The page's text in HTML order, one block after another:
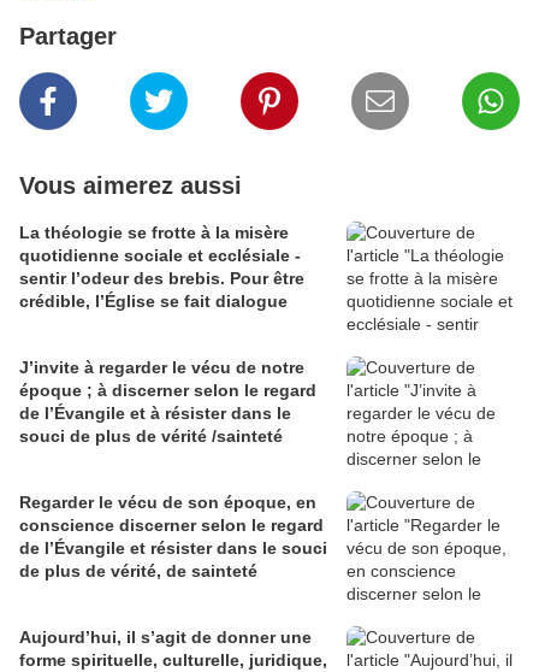
Partager
Vous aimerez aussi
La théologie se frotte à la misère
quotidienne sociale et ecclésiale -
sentir l’odeur des brebis. Pour être
crédible, l’Église se fait dialogue
J’invite à regarder le vécu de notre
époque ; à discerner selon le regard
de l’Évangile et à résister dans le
souci de plus de vérité /sainteté
Regarder le vécu de son époque, en
conscience discerner selon le regard
de l’Évangile et résister dans le souci
de plus de vérité, de sainteté
Aujourd’hui, il s’agit de donner une
forme spirituelle, culturelle, juridique,